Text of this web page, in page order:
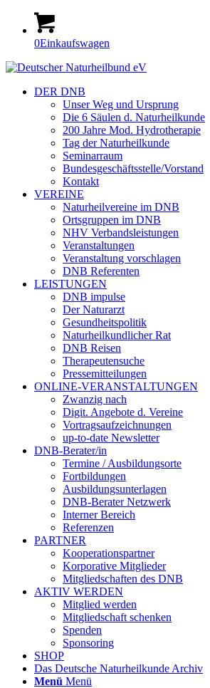
0Einkaufswagen
DER DNB
Unser Weg und Ursprung
Die 6 Säulen d. Naturheilkunde
200 Jahre Mod. Hydrotherapie
Tag der Naturheilkunde
Seminarraum
Bundesgeschäftsstelle/Vorstand
Kontakt
VEREINE
Naturheilvereine im DNB
Ortsgruppen im DNB
NHV Verbandsleistungen
Veranstaltungen
Veranstaltung vorschlagen
DNB Referenten
LEISTUNGEN
DNB impulse
Der Naturarzt
Gesundheitspolitik
Naturheilkundlicher Rat
DNB Reisen
Therapeutensuche
Pressemitteilungen
ONLINE-VERANSTALTUNGEN
Zwanzig nach
Digit. Angebote d. Vereine
Vortragsaufzeichnungen
up-to-date Newsletter
DNB-Berater/in
Termine / Ausbildungsorte
Fortbildungen
Ausbildungsunterlagen
DNB-Berater Netzwerk
Interner Bereich
Referenzen
PARTNER
Kooperationspartner
Korporative Mitglieder
Mitgliedschaften des DNB
AKTIV WERDEN
Mitglied werden
Mitgliedschaft schenken
Spenden
Sponsoring
SHOP
Das Deutsche Naturheilkunde Archiv
Menü Menü